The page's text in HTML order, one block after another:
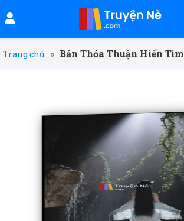
Trang chủ » Bản Thỏa Thuận Hiến Tim